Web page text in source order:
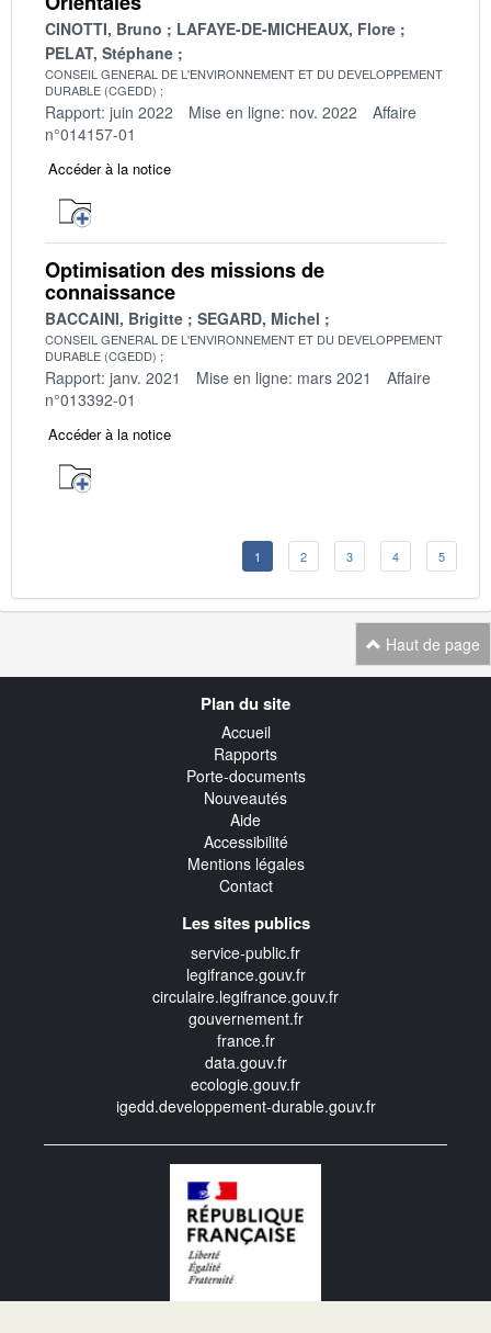
CINOTTI, Bruno
LAFAYE-DE-MICHEAUX, Flore
PELAT, Stéphane
CONSEIL GENERAL DE L'ENVIRONNEMENT ET DU DEVELOPPEMENT
DURABLE (CGEDD)
Rapport: juin 2022 Mise en ligne: nov. 2022
Affaire
n°014157-01
Accéder à la notice
Optimisation des missions de
connaissance
BACCAINI, Brigitte SEGARD, Michel
CONSEIL GENERAL DE L'ENVIRONNEMENT ET DU DEVELOPPEMENT
DURABLE (CGEDD)
Rapport: janv. 2021 Mise en ligne: mars 2021
Affaire
n°013392-01
Accéder à la notice
1 2 3 4 5
Haut de page
Plan du site
Accueil
Rapports
Porte-documents
Nouveautés
Aide
Accessibilité
Mentions légales
Contact
Les sites publics
service-public.fr
legifrance.gouv.fr
circulaire.legifrance.gouv.fr
gouvernement.fr
france.fr
data.gouv.fr
ecologie.gouv.fr
igedd.developpement-durable.gouv.fr